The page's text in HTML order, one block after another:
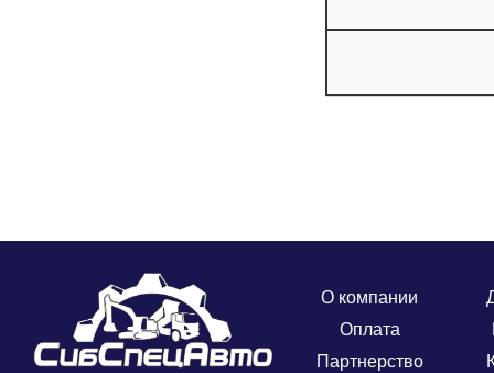
О компании
Оплата
Партнерство